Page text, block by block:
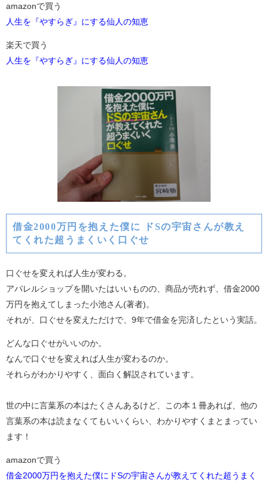
amazonで買う
人生を『やすらぎ』にする仙人の知恵
楽天で買う
人生を『やすらぎ』にする仙人の知恵
借金2000万円を抱えた僕に ドSの宇宙さんが教え
てくれた超うまくいく口ぐせ
口ぐせを変えれば人生が変わる。
アパレルショップを開いたはいいものの、商品が売れず、借金2000
万円を抱えてしまった小池さん(著者)。
それが、口ぐせを変えただけで、9年で借金を完済したという実話。
どんな口ぐせがいいのか。
なんで口ぐせを変えれば人生が変わるのか。
それらがわかりやすく、面白く解説されています。
世の中に言葉系の本はたくさんあるけど、この本１冊あれば、他の
言葉系の本は読まなくてもいいくらい、わかりやすくまとまってい
ます！
amazonで買う
借金2000万円を抱えた僕にドSの宇宙さんが教えてくれた超うまく